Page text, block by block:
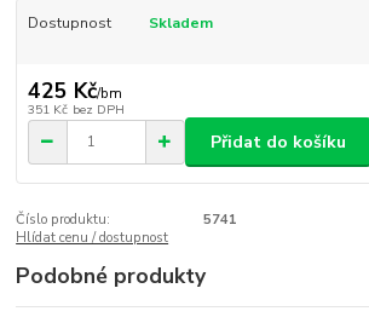
Dostupnost Skladem
425 Kč/bm
351 Kč bez DPH
Přidat do košíku
Číslo produktu:
5741
Hlídat cenu / dostupnost
Podobné produkty